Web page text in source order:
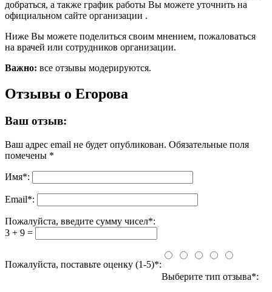
добраться, а также график работы Вы можете уточнить на
официальном сайте организации .
Ниже Вы можете поделиться своим мнением, пожаловаться
на врачей или сотрудников организации.
Важно: все отзывы модерируются.
Отзывы о Егорова
Ваш отзыв:
Ваш адрес email не будет опубликован. Обязательные поля
помечены *
Имя*:
Email*:
Пожалуйста, введите сумму чисел*:
3 + 9 =
Пожалуйста, поставьте оценку (1-5)*:
Выберите тип отзыва*: